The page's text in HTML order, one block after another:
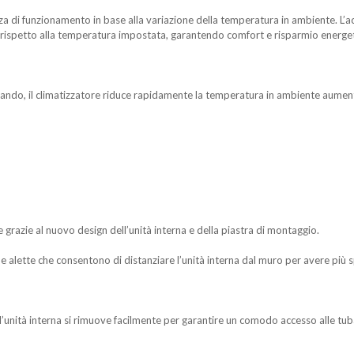
di funzionamento in base alla variazione della temperatura in ambiente.
alla temperatura impostata, garantendo comfort e risparmio
il climatizzatore riduce rapidamente la temperatura in ambiente
al nuovo design dell’unità interna e della piastra di montaggio.
alette che consentono di distanziare l’unità interna dal muro per avere più
interna si rimuove facilmente per garantire un comodo accesso alle